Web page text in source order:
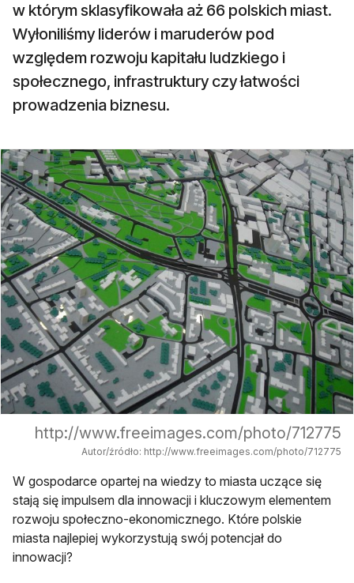
w którym sklasyfikowała aż 66 polskich miast.
Wyłoniliśmy liderów i maruderów pod
względem rozwoju kapitału ludzkiego i
społecznego, infrastruktury czy łatwości
prowadzenia biznesu.
http://www.freeimages.com/photo/712775
Autor/źródło: http://www.freeimages.com/photo/712775
W gospodarce opartej na wiedzy to miasta uczące się
stają się impulsem dla innowacji i kluczowym elementem
rozwoju społeczno-ekonomicznego. Które polskie
miasta najlepiej wykorzystują swój potencjał do
innowacji?